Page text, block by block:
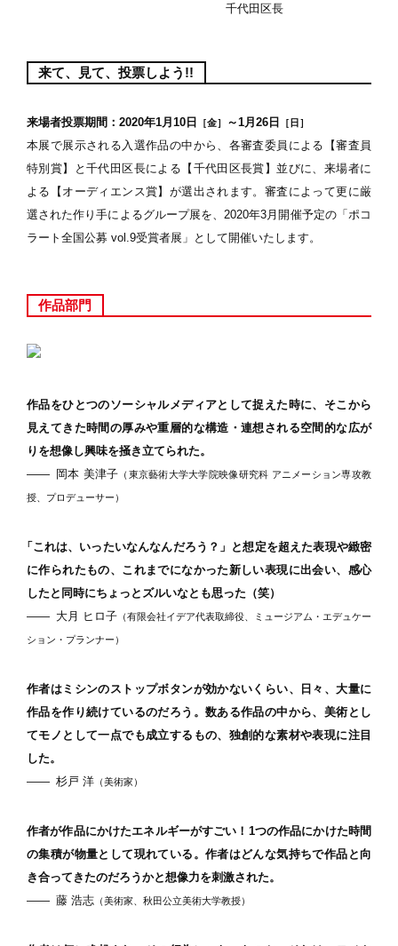
千代田区長
来て、見て、投票しよう!!
来場者投票期間：2020年1月10日 ［金］ ～1月26日 ［日］
本展で展示される入選作品の中から、各審査委員による【審査員
特別賞】と千代田区長による【千代田区長賞】並びに、来場者に
よる【オーディエンス賞】が選出されます。審査によって更に厳
選された作り手によるグループ展を、2020年3月開催予定の「ポコ
ラート全国公募 vol.9受賞者展」として開催いたします。
作品部門
作品をひとつのソーシャルメディアとして捉えた時に、そこから
見えてきた時間の厚みや重層的な構造・連想される空間的な広が
りを想像し興味を掻き立てられた。
― 岡本 美津子 （東京藝術大学大学院映像研究科 アニメーション専攻教
授、プロデューサー）
「これは、いったいなんなんだろう？」と想定を超えた表現や緻密
に作られたもの、これまでになかった新しい表現に出会い、感心
したと同時にちょっとズルいなとも思った（笑）
― 大月 ヒロ子（有限会社イデア代表取締役、ミュージアム・エデュケー
ション・プランナー）
作者はミシンのストップボタンが効かないくらい、日々、大量に
作品を作り続けているのだろう。数ある作品の中から、美術とし
てモノとして一点でも成立するもの、独創的な素材や表現に注目
した。
― 杉戸 洋（美術家）
作者が作品にかけたエネルギーがすごい！1つの作品にかけた時間
の集積が物量として現れている。作者はどんな気持ちで作品と向
き合ってきたのだろうかと想像力を刺激された。
― 藤 浩志（美術家、秋田公立美術大学教授）